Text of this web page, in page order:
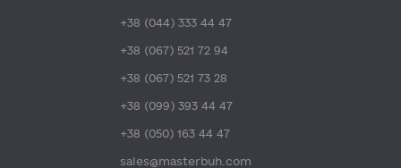
+38 (044) 333 44 47
+38 (067) 521 72 94
+38 (067) 521 73 28
+38 (099) 393 44 47
+38 (050) 163 44 47
sales@masterbuh.com